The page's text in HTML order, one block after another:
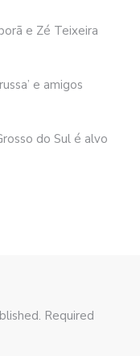
e Zé Teixeira
e amigos
do Sul é alvo
Required